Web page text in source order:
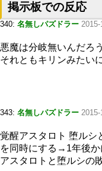
掲示板での反応
340: 名無しパズドラー
悪魔は分岐無いんだろ
それともキリンみたい
343: 名無しパズドラー
覚醒アスタロト 堕ルシ
を同時にする→1年後か
アスタロトと堕ルシの